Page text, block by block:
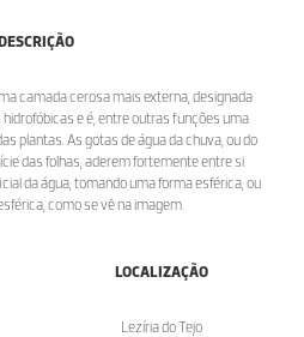
camada cerosa mais externa, designada
e é, entre outras funções uma
plantas. As gotas de água da chuva, ou do
das folhas, aderem fortemente entre si
da água, tomando uma forma esférica, ou
como se vê na imagem.
LOCALIZAÇÃO
Lezíria do Tejo